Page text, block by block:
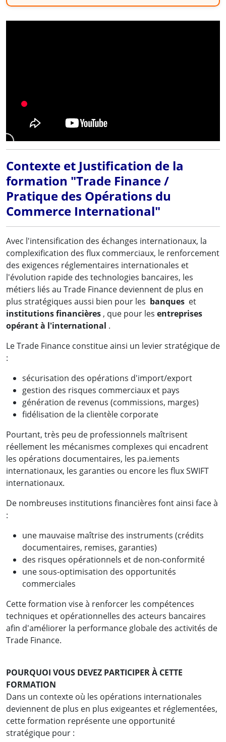
Contexte et Justification de la
formation "Trade Finance /
Pratique des Opérations du
Commerce International"
Avec l'intensification des échanges internationaux, la
complexification des flux commerciaux, le renforcement
des exigences réglementaires internationales et
l'évolution rapide des technologies bancaires, les
métiers liés au Trade Finance deviennent de plus en
plus stratégiques aussi bien pour les banques et
institutions financières , que pour les entreprises
opérant à l'international .
Le Trade Finance constitue ainsi un levier stratégique de
:
sécurisation des opérations d'import/export
gestion des risques commerciaux et pays
génération de revenus (commissions, marges)
fidélisation de la clientèle corporate
Pourtant, très peu de professionnels maîtrisent
réellement les mécanismes complexes qui encadrent
les opérations documentaires, les pa.iements
internationaux, les garanties ou encore les flux SWIFT
internationaux.
De nombreuses institutions financières font ainsi face à
:
une mauvaise maîtrise des instruments (crédits
documentaires, remises, garanties)
des risques opérationnels et de non-conformité
une sous-optimisation des opportunités
commerciales
Cette formation vise à renforcer les compétences
techniques et opérationnelles des acteurs bancaires
afin d'améliorer la performance globale des activités de
Trade Finance.
POURQUOI VOUS DEVEZ PARTICIPER À CETTE
FORMATION
Dans un contexte où les opérations internationales
deviennent de plus en plus exigeantes et réglementées,
cette formation représente une opportunité
stratégique pour :